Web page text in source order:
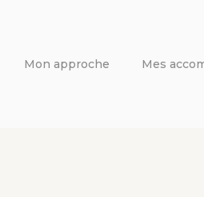
Mon approche Mes